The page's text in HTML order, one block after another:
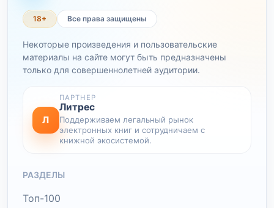
18+ Все права защищены
Некоторые произведения и пользовательские
материалы на сайте могут быть предназначены
только для совершеннолетней аудитории.
Л
ПАРТНЕР
Литрес
Поддерживаем легальный рынок
электронных книг и сотрудничаем с
книжной экосистемой.
РАЗДЕЛЫ
Топ-100